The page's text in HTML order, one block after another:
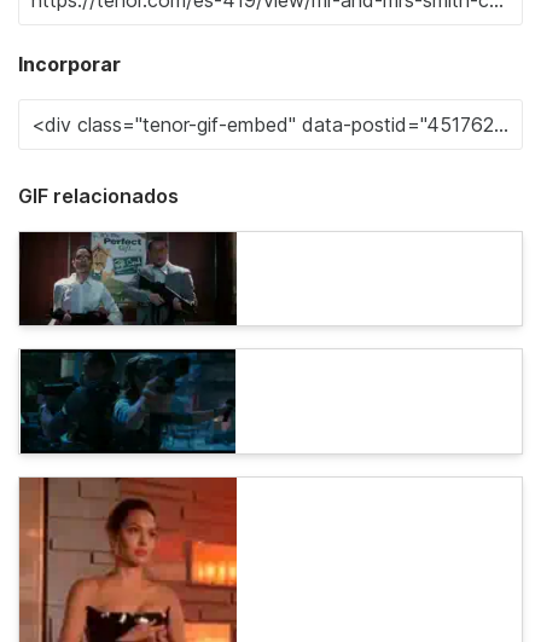
Incorporar
GIF relacionados